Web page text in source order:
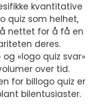
kvantitative
quiz som helhet,
nettet for å få en
deres.
og «logo quiz svar»
over tid.
for billogo quiz er
bilentusiaster.